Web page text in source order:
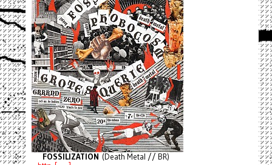
FOSSILIZATION (Death Metal // BR)